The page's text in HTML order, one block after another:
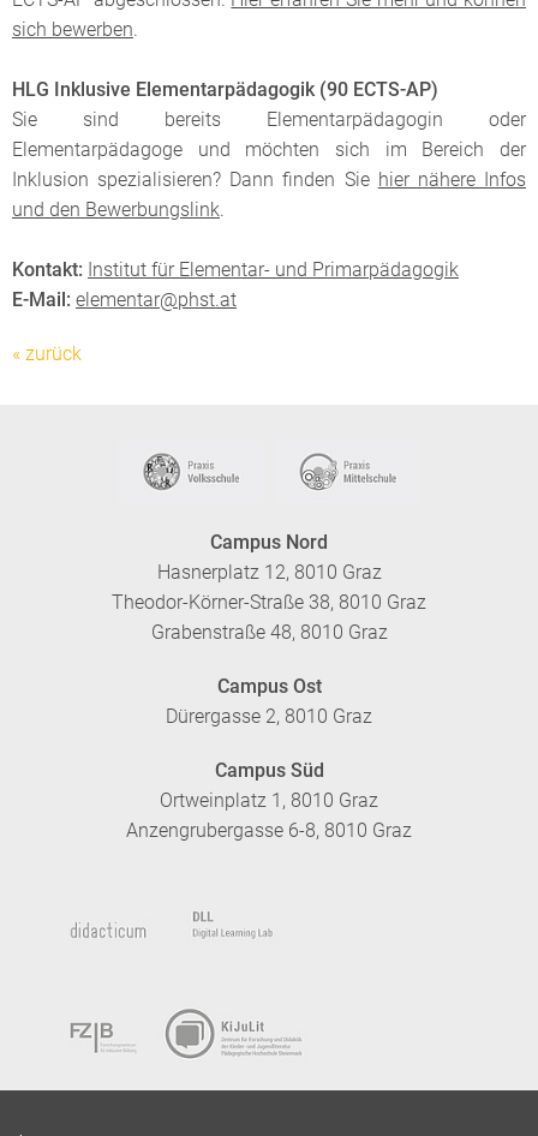
sich bewerben.
HLG Inklusive Elementarpädagogik (90 ECTS-AP)
Sie sind bereits Elementarpädagogin oder
Elementarpädagoge und möchten sich im Bereich der
Inklusion spezialisieren? Dann finden Sie hier nähere Infos
und den Bewerbungslink.
Kontakt: Institut für Elementar- und Primarpädagogik
E-Mail: elementar@phst.at
« zurück
Campus Nord
Hasnerplatz 12, 8010 Graz
Theodor-Körner-Straße 38, 8010 Graz
Grabenstraße 48, 8010 Graz
Campus Ost
Dürergasse 2, 8010 Graz
Campus Süd
Ortweinplatz 1, 8010 Graz
Anzengrubergasse 6-8, 8010 Graz